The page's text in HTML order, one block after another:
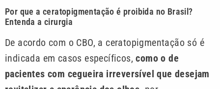
Por que a ceratopigmentação é proibida no Brasil?
Entenda a cirurgia
De acordo com o CBO, a ceratopigmentação só é
indicada em casos específicos,como o de
pacientes com cegueira irreversível que desejam